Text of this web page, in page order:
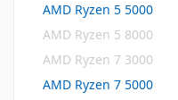
AMD Ryzen 5 5000
AMD Ryzen 5 8000
AMD Ryzen 7 3000
AMD Ryzen 7 5000